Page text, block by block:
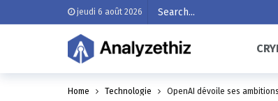
jeudi 6 août 2026
Home Technologie OpenAI dévoile ses